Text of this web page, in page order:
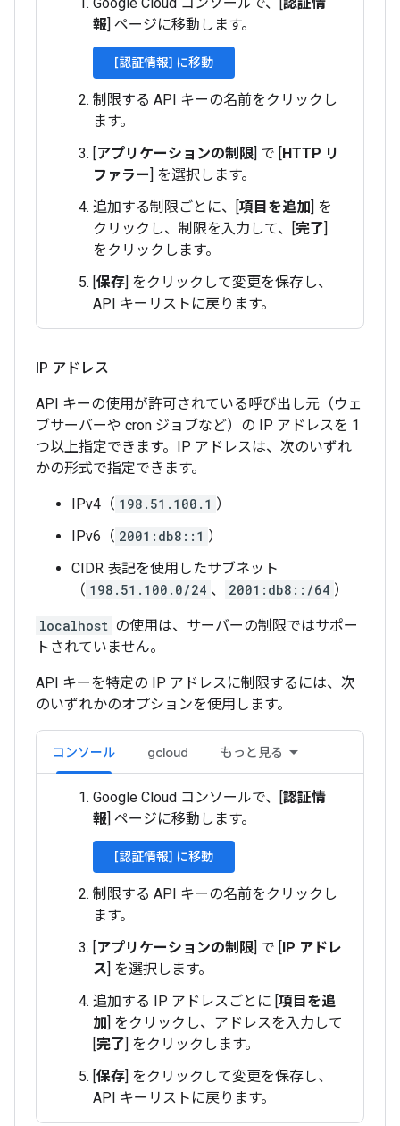
報] ページに移動します。
[認証情報] に移動
制限する API キーの名前をクリックし
ます。
[アプリケーションの制限] で [HTTP リ
ファラー] を選択します。
追加する制限ごとに、[項目を追加] を
クリックし、制限を入力して、[完了]
をクリックします。
[保存] をクリックして変更を保存し、
API キーリストに戻ります。
IP アドレス
API キーの使用が許可されている呼び出し元（ウェ
ブサーバーや cron ジョブなど）の IP アドレスを 1
つ以上指定できます。IP アドレスは、次のいずれ
かの形式で指定できます。
IPv4（ 198.51.100.1 ）
IPv6（ 2001:db8::1 ）
CIDR 表記を使用したサブネット
（ 198.51.100.0/24 、 2001:db8::/64 ）
localhost の使用は、サーバーの制限ではサポー
トされていません。
API キーを特定の IP アドレスに制限するには、次
のいずれかのオプションを使用します。
コンソール gcloud もっと見る
Google Cloud コンソールで、[認証情
報] ページに移動します。
[認証情報] に移動
制限する API キーの名前をクリックし
ます。
[アプリケーションの制限] で [IP アドレ
ス] を選択します。
追加する IP アドレスごとに [項目を追
加] をクリックし、アドレスを入力して
[完了] をクリックします。
[保存] をクリックして変更を保存し、
API キーリストに戻ります。